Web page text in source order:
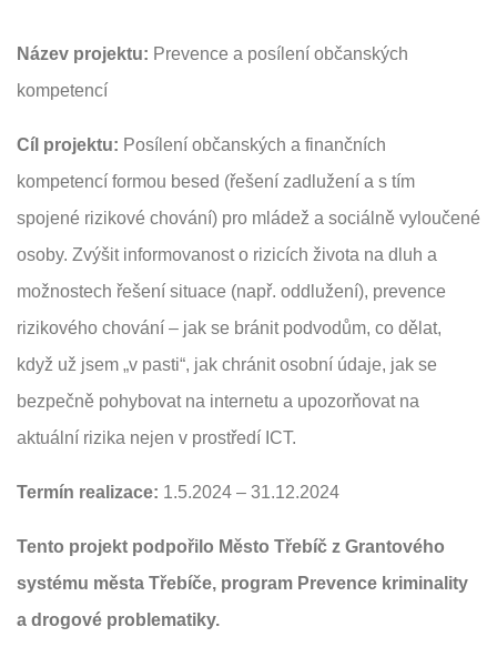
Název projektu: Prevence a posílení občanských
kompetencí
Cíl projektu: Posílení občanských a finančních
kompetencí formou besed (řešení zadlužení a s tím
spojené rizikové chování) pro mládež a sociálně vyloučené
osoby. Zvýšit informovanost o rizicích života na dluh a
možnostech řešení situace (např. oddlužení), prevence
rizikového chování – jak se bránit podvodům, co dělat,
když už jsem „v pasti“, jak chránit osobní údaje, jak se
bezpečně pohybovat na internetu a upozorňovat na
aktuální rizika nejen v prostředí ICT.
Termín realizace: 1.5.2024 – 31.12.2024
Tento projekt podpořilo Město Třebíč z Grantového
systému města Třebíče, program Prevence kriminality
a drogové problematiky.